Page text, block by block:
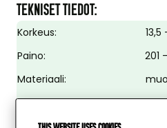
TEKNISET TIEDOT:
Korkeus:
13,5
Paino:
201
Materiaali:
Väri: